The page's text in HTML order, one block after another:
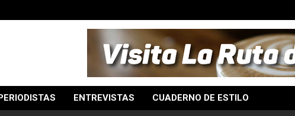
ENTREVISTAS CUADERNO DE ESTILO